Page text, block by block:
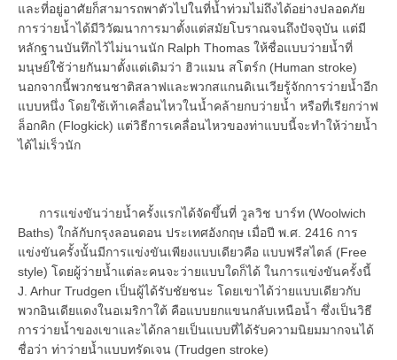
และที่อยู่อาศัยก็สามารถพาตัวไปในที่น้ำท่วมไม่ถึงได้อย่างปลอดภัย
การว่ายน้ำได้มีวิวัฒนาการมาตั้งแต่สมัยโบราณจนถึงปัจจุบัน แต่มี
หลักฐานบันทึกไว้ไม่นานนัก Ralph Thomas ให้ชื่อแบบว่ายน้ำที่
มนุษย์ใช้ว่ายกันมาตั้งแต่เดิมว่า ฮิวแมน สโตร์ก (Human stroke)
นอกจากนี้พวกชนชาติสลาฟและพวกสแกนดิเนเวียรู้จักการว่ายน้ำอีก
แบบหนึ่ง โดยใช้เท้าเคลื่อนไหวในน้ำคล้ายกบว่ายน้ำ หรือที่เรียกว่าฟ
ล็อกคิก (Flogkick) แต่วิธีการเคลื่อนไหวของท่าแบบนี้จะทำให้ว่ายน้ำ
ได้ไม่เร็วนัก
การแข่งขันว่ายน้ำครั้งแรกได้จัดขึ้นที่ วูลวิช บาร์ท (Woolwich
Baths) ใกล้กับกรุงลอนดอน ประเทศอังกฤษ เมื่อปี พ.ศ. 2416 การ
แข่งขันครั้งนั้นมีการแข่งขันเพียงแบบเดียวคือ แบบฟรีสไตล์ (Free
style) โดยผู้ว่ายน้ำแต่ละคนจะว่ายแบบใดก็ได้ ในการแข่งขันครั้งนี้
J. Arhur Trudgen เป็นผู้ได้รับชัยชนะ โดยเขาได้ว่ายแบบเดียวกับ
พวกอินเดียแดงในอเมริกาใต้ คือแบบยกแขนกลับเหนือน้ำ ซึ่งเป็นวิธี
การว่ายน้ำของเขาและได้กลายเป็นแบบที่ได้รับความนิยมมากจนได้
ชื่อว่า ท่าว่ายน้ำแบบทรัดเจน (Trudgen stroke)